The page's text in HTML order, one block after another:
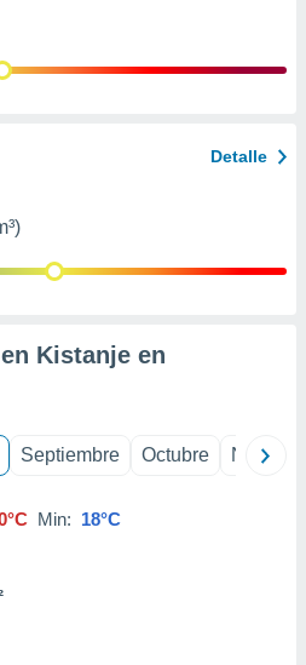
Detalle
Kistanje en
Septiembre Octubre
Min: 18°C